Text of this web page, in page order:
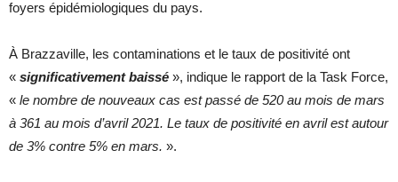
foyers épidémiologiques du pays.
À Brazzaville, les contaminations et le taux de positivité ont
« significativement baissé », indique le rapport de la Task Force,
« le nombre de nouveaux cas est passé de 520 au mois de mars
à 361 au mois d’avril 2021. Le taux de positivité en avril est autour
de 3% contre 5% en mars. ».